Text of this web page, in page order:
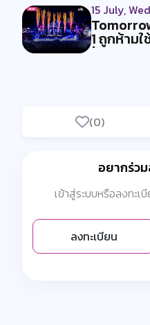
15 July,
1 ถูกห้าม
ร้อน...
(0)
อยากร่ว
เข้าสู่ระบบหรือลงทะ
ลงทะเบียน